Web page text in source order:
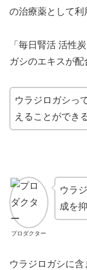
の治療薬として利
「毎日腎活 活性
ガシのエキスが配
ウラジロガシっ
えることができ
プロダクター
ウラ
成を
ウラジロガシに含